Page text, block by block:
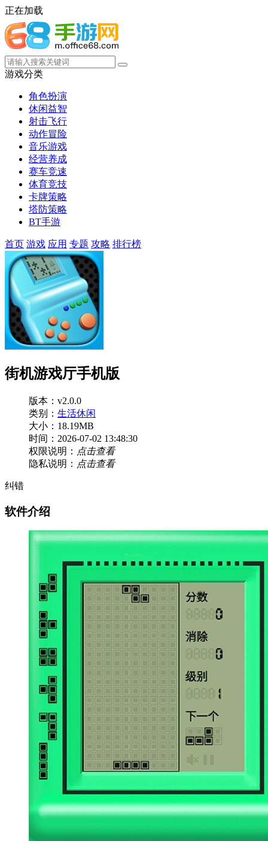
正在加载
游戏分类
角色扮演
休闲益智
射击飞行
动作冒险
音乐游戏
经营养成
赛车竞速
体育竞技
卡牌策略
塔防策略
BT手游
首页 游戏 应用 专题 攻略 排行榜
街机游戏厅手机版
版本：v2.0.0
类别： 生活休闲
大小：18.19MB
时间：2026-07-02 13:48:30
权限说明： 点击查看
隐私说明： 点击查看
纠错
软件介绍